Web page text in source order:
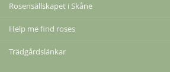
Rosensällskapet i Skåne
Help me find roses
Trädgårdslänkar